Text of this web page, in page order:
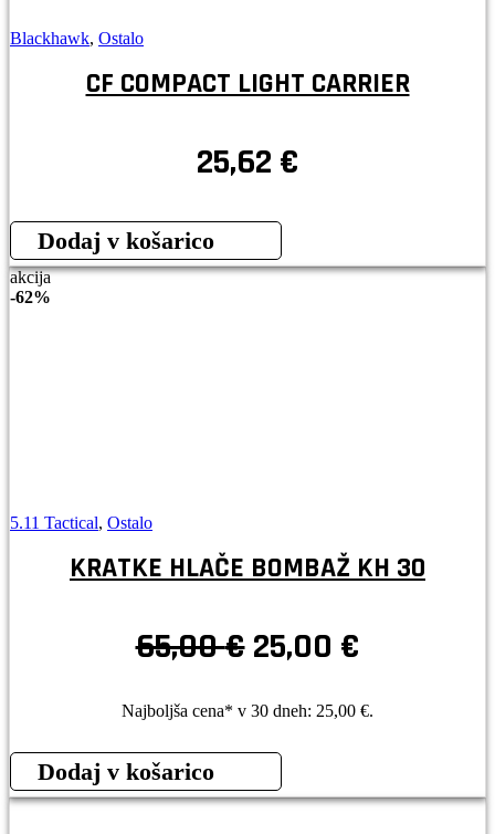
Blackhawk, Ostalo
CF COMPACT LIGHT CARRIER
25,62 €
Dodaj v košarico
akcija
-62%
5.11 Tactical, Ostalo
KRATKE HLAČE BOMBAŽ KH 30
65,00€ Izvirna
je
bila:
65,00 €.
25,00 €
je:
Najboljša cena* v 30 dneh: 25,00 €.
Dodaj v košarico